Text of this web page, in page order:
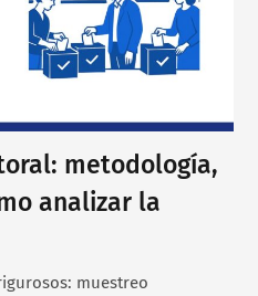
metodología,
analizar la
muestreo